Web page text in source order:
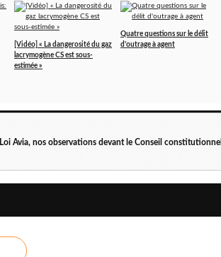
[Vidéo] « La dangerosité du gaz
lacrymogène CS est sous-
estimée »
Quatre questions sur le délit
d'outrage à agent
Loi Avia, nos observations devant le Conseil constitutionnel